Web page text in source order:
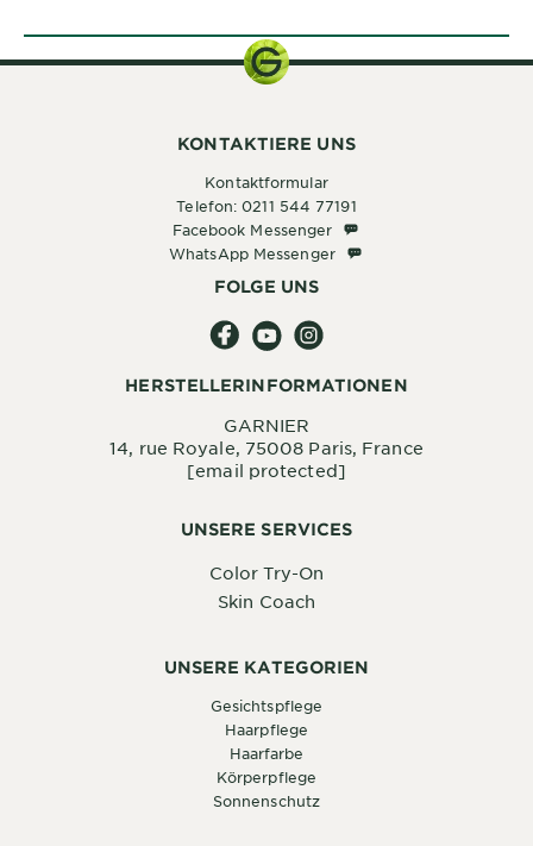
UNSERE SERVICES
Color Try-On
Skin Coach
UNSERE KATEGORIEN
Gesichtspflege
Haarpflege
Haarfarbe
Körperpflege
Sonnenschutz
KONTAKTIERE UNS
Kontaktformular
Telefon: 0211 544 77191
Facebook Messenger Facebook Messenger
WhatsApp MessengerWhatsApp Messenger
FOLGE UNS
HERSTELLERINFORMATIONEN
GARNIER
14, rue Royale, 75008 Paris, France
[email protected]